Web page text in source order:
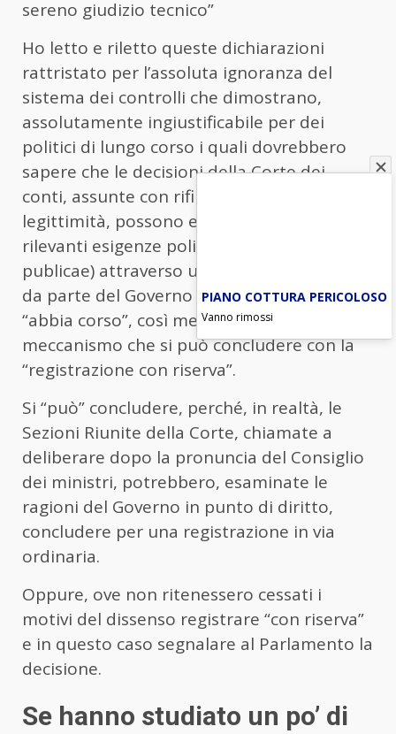
sereno giudizio tecnico”
Ho letto e riletto queste dichiarazioni
rattristato per l’assoluta ignoranza del
sistema dei controlli che dimostrano,
assolutamente ingiustificabile per dei
politici di lungo corso i quali dovrebbero
sapere che le decisioni della Corte dei
conti, assunte con rifiuto del visto di
legittimità, possono essere superate per
rilevanti esigenze politiche (salus rei
publicae) attraverso una esplicita richiesta
da parte del Governo che il provvedimento
“abbia corso”, così mettendo in moto un
meccanismo che si può concludere con la
“registrazione con riserva”.
Si “può” concludere, perché, in realtà, le
Sezioni Riunite della Corte, chiamate a
deliberare dopo la pronuncia del Consiglio
dei ministri, potrebbero, esaminate le
ragioni del Governo in punto di diritto,
concludere per una registrazione in via
ordinaria.
Oppure, ove non ritenessero cessati i
motivi del dissenso registrare “con riserva”
e in questo caso segnalare al Parlamento la
decisione.
Se hanno studiato un po’ di
PIANO COTTURA PERICOLOSO
Vanno rimossi